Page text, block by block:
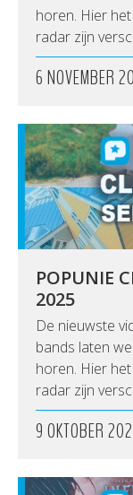
horen. Hier
radar zijn
6 NOVEMBER
POPUNIE
2025
De nieuwste
bands laten
horen. Hier
radar zijn
9 OKTOBER